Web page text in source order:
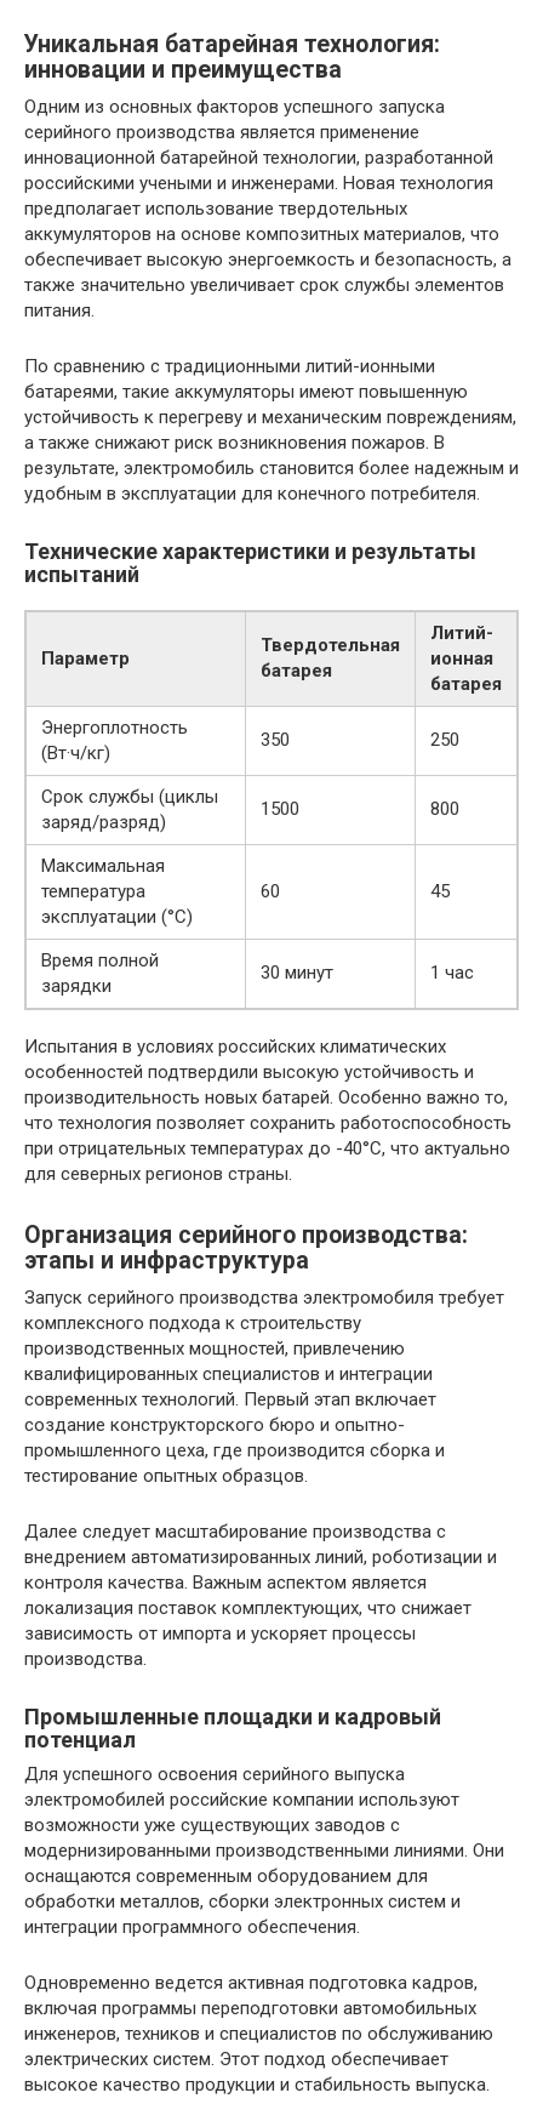
Уникальная батарейная технология:
инновации и преимущества
Одним из основных факторов успешного запуска
серийного производства является применение
инновационной батарейной технологии, разработанной
российскими учеными и инженерами. Новая технология
предполагает использование твердотельных
аккумуляторов на основе композитных материалов, что
обеспечивает высокую энергоемкость и безопасность, а
также значительно увеличивает срок службы элементов
питания.
По сравнению с традиционными литий-ионными
батареями, такие аккумуляторы имеют повышенную
устойчивость к перегреву и механическим повреждениям,
а также снижают риск возникновения пожаров. В
результате, электромобиль становится более надежным и
удобным в эксплуатации для конечного потребителя.
Технические характеристики и результаты
испытаний
Параметр
Твердотельная
батарея
Литий-
ионная
батарея
Энергоплотность
(Вт·ч/кг)
350 250
Срок службы (циклы
заряд/разряд)
1500 800
Максимальная
температура
эксплуатации (°C)
60 45
Время полной
зарядки
30 минут 1 час
Испытания в условиях российских климатических
особенностей подтвердили высокую устойчивость и
производительность новых батарей. Особенно важно то,
что технология позволяет сохранить работоспособность
при отрицательных температурах до -40°C, что актуально
для северных регионов страны.
Организация серийного производства:
этапы и инфраструктура
Запуск серийного производства электромобиля требует
комплексного подхода к строительству
производственных мощностей, привлечению
квалифицированных специалистов и интеграции
современных технологий. Первый этап включает
создание конструкторского бюро и опытно-
промышленного цеха, где производится сборка и
тестирование опытных образцов.
Далее следует масштабирование производства с
внедрением автоматизированных линий, роботизации и
контроля качества. Важным аспектом является
локализация поставок комплектующих, что снижает
зависимость от импорта и ускоряет процессы
производства.
Промышленные площадки и кадровый
потенциал
Для успешного освоения серийного выпуска
электромобилей российские компании используют
возможности уже существующих заводов с
модернизированными производственными линиями. Они
оснащаются современным оборудованием для
обработки металлов, сборки электронных систем и
интеграции программного обеспечения.
Одновременно ведется активная подготовка кадров,
включая программы переподготовки автомобильных
инженеров, техников и специалистов по обслуживанию
электрических систем. Этот подход обеспечивает
высокое качество продукции и стабильность выпуска.